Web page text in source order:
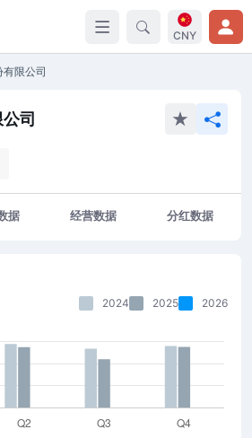
CNY
有限公司
司
据 经营数据 分红数据
2024 2025 2026